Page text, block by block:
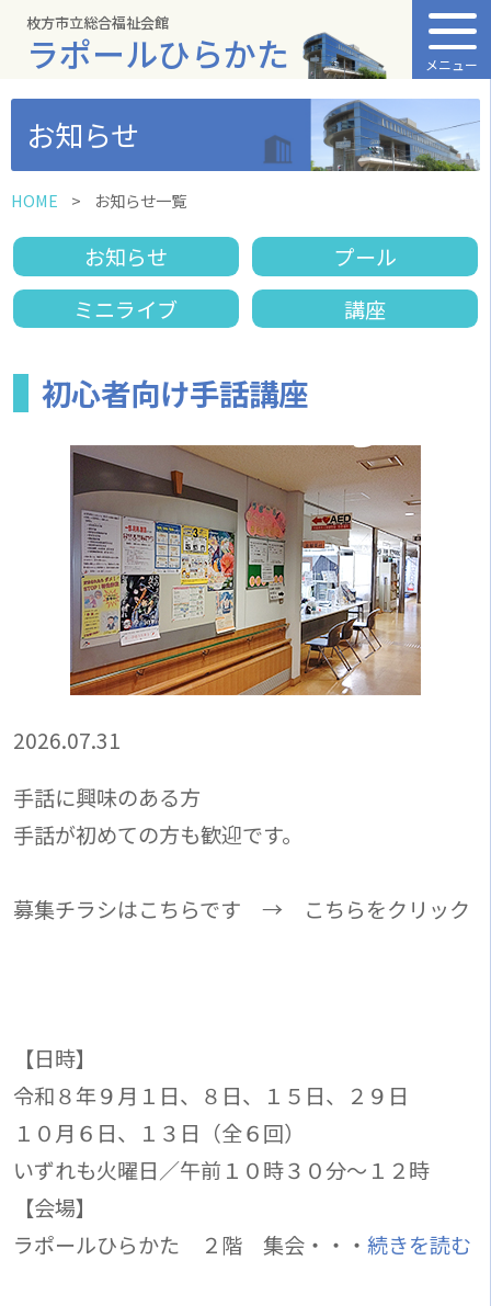
枚方市立総合福祉会館
ラポールひらかた メニュー
お知らせ
HOME お知らせ一覧
お知らせ
プール
ミニライブ
講座
初心者向け手話講座
2026.07.31
手話に興味のある方
手話が初めての方も歓迎です。
募集チラシはこちらです → こちらをクリック
【日時】
令和８年９月１日、８日、１５日、２９日
１０月６日、１３日（全６回）
いずれも火曜日／午前１０時３０分～１２時
【会場】
ラポールひらかた ２階 集会・・・ 続きを読む